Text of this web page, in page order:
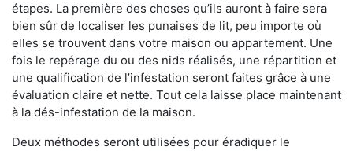
étapes. La première des choses qu’ils auront à faire sera
bien sûr de localiser les punaises de lit, peu importe où
elles se trouvent dans votre maison ou appartement. Une
fois le repérage du ou des nids réalisés, une répartition et
une qualification de l’infestation seront faites grâce à une
évaluation claire et nette. Tout cela laisse place maintenant
à la dés-infestation de la maison.
Deux méthodes seront utilisées pour éradiquer le